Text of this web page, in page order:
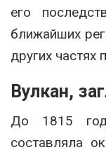
его
ближайших
других частях
Вулкан,
До 1815
составляла